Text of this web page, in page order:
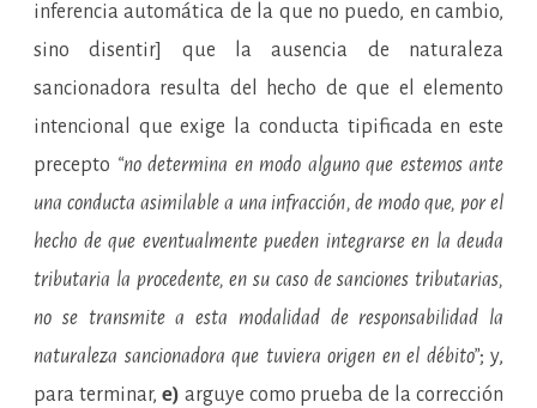
inferencia automática de la que no puedo, en cambio,
sino disentir] que la ausencia de naturaleza
sancionadora resulta del hecho de que el elemento
intencional que exige la conducta tipificada en este
precepto “no determina en modo alguno que estemos ante
una conducta asimilable a una infracción, de modo que, por el
hecho de que eventualmente pueden integrarse en la deuda
tributaria la procedente, en su caso de sanciones tributarias,
no se transmite a esta modalidad de responsabilidad la
naturaleza sancionadora que tuviera origen en el débito”; y,
para terminar, e) arguye como prueba de la corrección